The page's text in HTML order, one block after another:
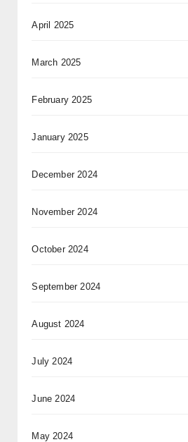
April 2025
March 2025
February 2025
January 2025
December 2024
November 2024
October 2024
September 2024
August 2024
July 2024
June 2024
May 2024